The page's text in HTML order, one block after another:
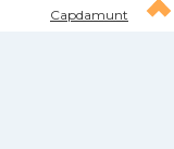
Capdamunt